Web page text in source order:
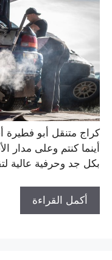
كراج متنقل أبو
بكل جد وحرفية عالية
أكمل القراءة